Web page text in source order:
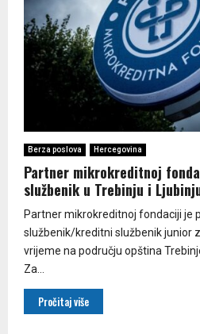
Berza poslova Hercegovina
Partner mikrokreditnoj
službenik u Trebinju i
Partner mikrokreditnoj fondaciji je
službenik/kreditni službenik junior
vrijeme na području opština
Za...
Pročitaj više